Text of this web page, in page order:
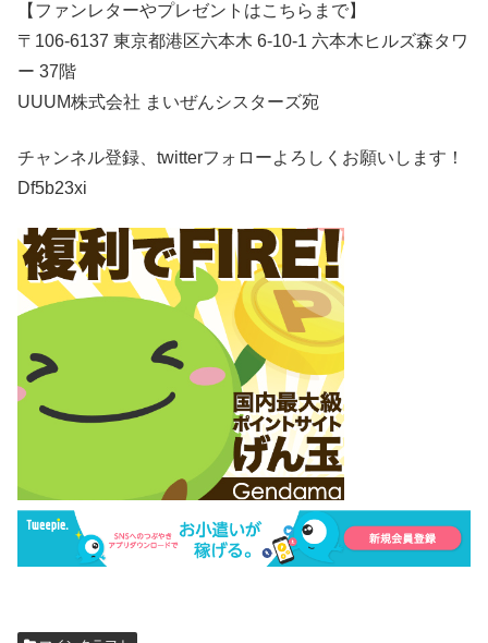
【ファンレターやプレゼントはこちらまで】
〒106-6137 東京都港区六本木 6-10-1 六本木ヒルズ森タワ
ー 37階
UUUM株式会社 まいぜんシスターズ宛
チャンネル登録、twitterフォローよろしくお願いします！
Df5b23xi